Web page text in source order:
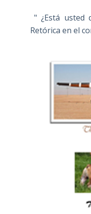
" ¿Está usted
Retórica en el